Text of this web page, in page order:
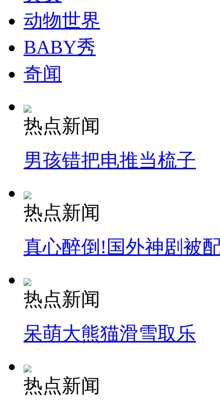
安徽一实载49人客车翻车
消防员救轻生者 花炮节热闹非凡
司机酒驾遇交警 急速倒车逃窜
动物世界
BABY秀
奇闻
热点新闻
男孩错把电推当梳子
热点新闻
真心醉倒!国外神剧被
热点新闻
呆萌大熊猫滑雪取乐
热点新闻